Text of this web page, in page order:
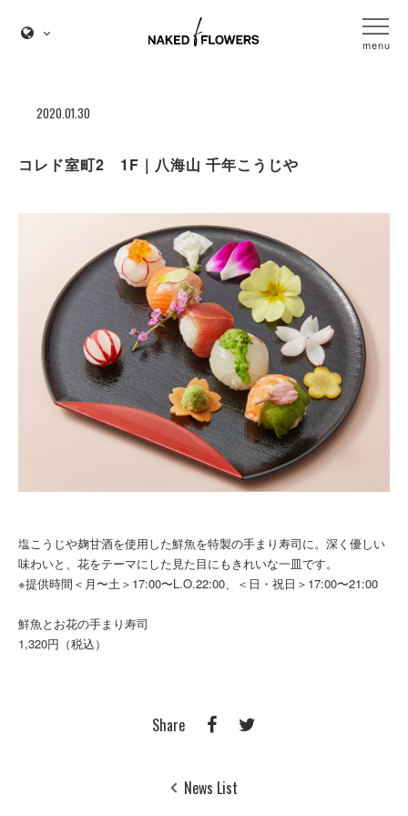
menu
2020.01.30
コレド室町2 1F｜八海山 千年こうじや
塩こうじや麹甘酒を使用した鮮魚を特製の手まり寿司に。深く優しい
味わいと、花をテーマにした見た目にもきれいな一皿です。
※提供時間＜月〜土＞17:00〜L.O.22:00、＜日・祝日＞17:00〜21:00
鮮魚とお花の手まり寿司
1,320円（税込）
Share
News List